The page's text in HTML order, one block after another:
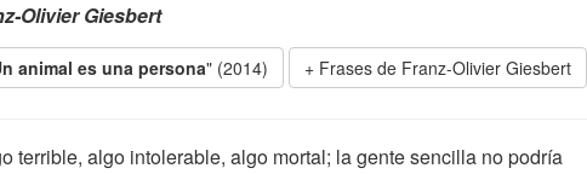
Olivier Giesbert
animal es una persona" (2014) Frases de Franz-Olivier Giesbert
terrible, algo intolerable, algo mortal; la gente sencilla no podría